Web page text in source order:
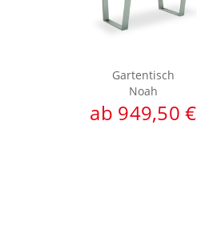
Gartentisch
Noah
ab 949,50 €